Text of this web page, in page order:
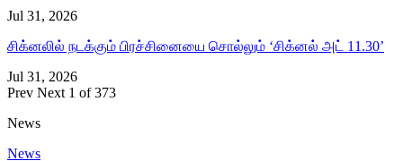
Jul 31, 2026
சிக்​னலில் நடக்​கும் பிரச்சினையை சொல்​லும் ‘சிக்னல் அட் 11.30’
Jul 31, 2026
Prev Next 1 of 373
News
News